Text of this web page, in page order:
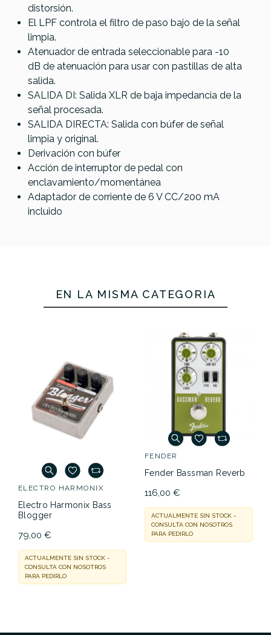
distorsión.
El LPF controla el filtro de paso bajo de la señal
limpia.
Atenuador de entrada seleccionable para -10
dB de atenuación para usar con pastillas de alta
salida.
SALIDA DI: Salida XLR de baja impedancia de la
señal procesada.
SALIDA DIRECTA: Salida con búfer de señal
limpia y original.
Derivación con búfer
Acción de interruptor de pedal con
enclavamiento/momentánea
Adaptador de corriente de 6 V CC/200 mA
incluido
EN LA MISMA CATEGORÍA
ELECTRO HARMONIX
Electro Harmonix Bass
Blogger
79,00 €
ACTUALMENTE SIN STOCK -
CONSULTA CON NOSOTROS
PARA PEDIRLO
FENDER
Fender Bassman Reverb
116,00 €
ACTUALMENTE SIN STOCK -
CONSULTA CON NOSOTROS
PARA PEDIRLO